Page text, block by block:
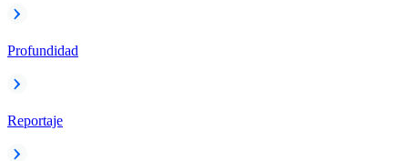
Profundidad
Reportaje